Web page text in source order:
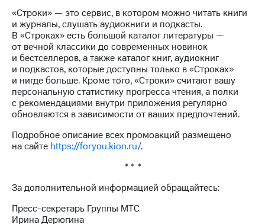
Описание
Еврооблигации-2023
Уведомление
о
погашении
именных
облигаций
Другое
Регистратор
Контакты
развитие
«Строки» — это сервис, в котором можно читать книги
и журналы, слушать аудиокниги и подкасты.
В «Строках» есть большой каталог литературы —
от вечной классики до современных новинок
и бестселлеров, а также каталог книг, аудиокниг
и подкастов, которые доступны только в «Строках»
и нигде больше. Кроме того, «Строки» считают вашу
персональную статистику прогресса чтения, а полки
с рекомендациями внутри приложения регулярно
обновляются в зависимости от ваших предпочтений.
Подробное описание всех промоакций размещено
на сайте https://foryou.kion.ru/.
* * *
За дополнительной информацией обращайтесь:
Пресс-секретарь Группы МТС
Ирина Дерюгина